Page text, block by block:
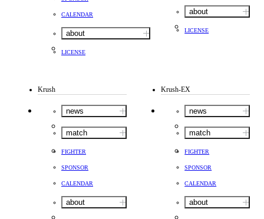
CALENDAR
about
LICENSE
about
LICENSE
Krush
news
match
FIGHTER
SPONSOR
CALENDAR
about
Krush-EX
news
match
FIGHTER
SPONSOR
CALENDAR
about